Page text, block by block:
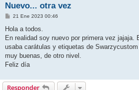
Nuevo... otra vez
M
n
a
j
21 Ene 2023 00:46
Hola a todos.
En realidad soy nuevo por primera vez jajaja.
usaba carátulas y etiquetas de
muy buenas, de otro nivel.
Feliz día
Responder